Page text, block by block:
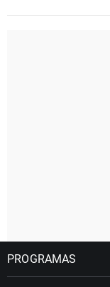
PROGRAMAS